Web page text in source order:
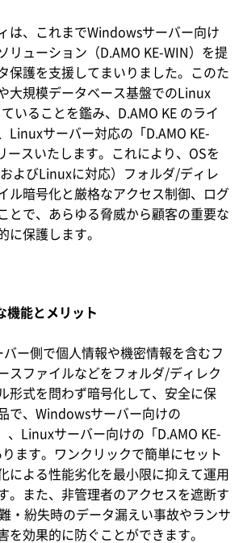
は、これまでWindowsサーバー向け
リューション（D.AMO KE-WIN）を提
保護を支援してまいりました。このた
大規模データベース基盤でのLinux
いることを鑑み、D.AMO KE のライ
Linuxサーバー対応の「D.AMO KE-
ースいたします。これにより、OSを
よびLinuxに対応）フォルダ/ディレ
ル暗号化と厳格なアクセス制御、ログ
とで、あらゆる脅威から顧客の重要な
に保護します。
機能とメリット
バー側で個人情報や機密情報を含むフ
スファイルなどをフォルダ/ディレク
形式を問わず暗号化して、安全に保
で、Windowsサーバー向けの
、Linuxサーバー向けの「D.AMO KE-
ります。ワンクリックで簡単にセット
による性能劣化を最小限に抑えて運用
。また、非管理者のアクセスを遮断す
・紛失時のデータ漏えい事故やランサ
を効果的に防ぐことができます。